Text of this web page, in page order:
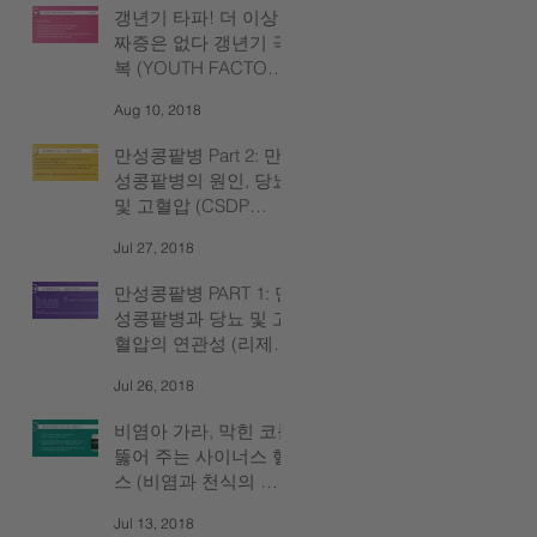
갱년기 타파! 더 이상
짜증은 없다 갱년기 극
복 (YOUTH FACTOR
Aug 10, 2018
만성콩팥병 Part 2: 만
성콩팥병의 원인, 당뇨
및 고혈압 (CSDP
Jul 27, 2018
만성콩팥병 PART 1: 만
성콩팥병과 당뇨 및 고
혈압의 연관성 (리제니
Jul 26, 2018
비염아 가라, 막힌 코를
뚫어 주는 사이너스 헬
스 (비염과 천식의 연
Jul 13, 2018